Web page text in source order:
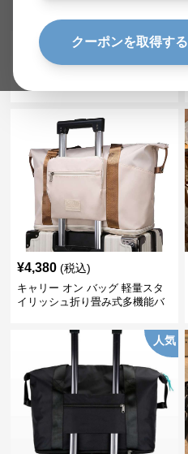
クーポンを取得する
3,620 (税込)
キャリーオンバッグ 多機能トラ
ベルボストンバッグ
¥4,380 (税込)
キャリー オン バッグ 軽量スタ
イリッシュ折り畳み式多機能バ
人気